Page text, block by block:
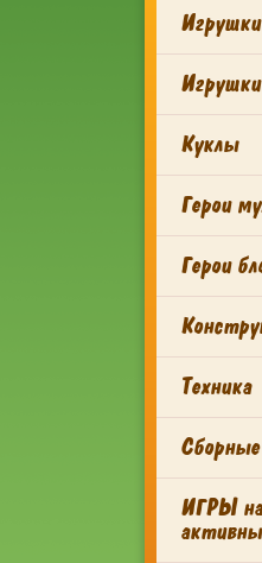
Куклы
Герои
Герои
Техника
ИГРЫ